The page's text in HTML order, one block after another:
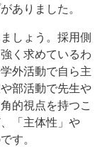
ありました。
しょう。採用側
く求めているわ
外活動で自ら主
部活動で先生や
的視点を持つこ
「主体性」や
す。